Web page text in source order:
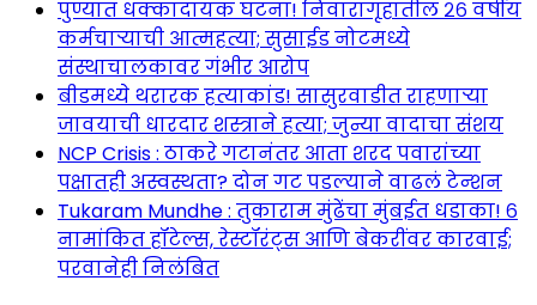
पुण्यात धक्कादायक घटना! निवारागृहातील २६ वर्षीय
कर्मचाऱ्याची आत्महत्या; सुसाईड नोटमध्ये
संस्थाचालकावर गंभीर आरोप
बीडमध्ये थरारक हत्याकांड! सासुरवाडीत राहणाऱ्या
जावयाची धारदार शस्त्राने हत्या; जुन्या वादाचा संशय
NCP Crisis : ठाकरे गटानंतर आता शरद पवारांच्या
पक्षातही अस्वस्थता? दोन गट पडल्याने वाढलं टेन्शन
Tukaram Mundhe : तुकाराम मुंढेंचा मुंबईत धडाका! ६
नामांकित हॉटेल्स, रेस्टॉरंट्स आणि बेकरींवर कारवाई;
परवानेही निलंबित